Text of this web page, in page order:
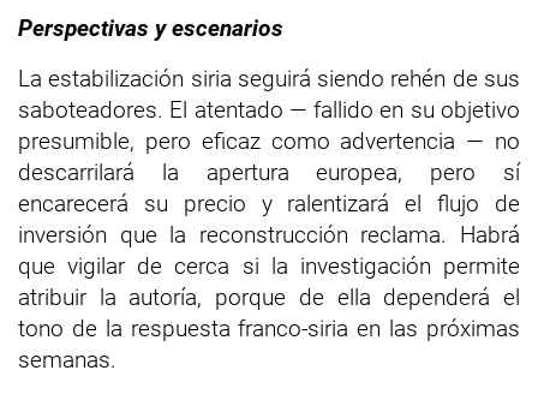
Perspectivas y escenarios
La estabilización siria seguirá siendo rehén de sus
saboteadores. El atentado — fallido en su objetivo
presumible, pero eficaz como advertencia — no
descarrilará la apertura europea, pero sí
encarecerá su precio y ralentizará el flujo de
inversión que la reconstrucción reclama. Habrá
que vigilar de cerca si la investigación permite
atribuir la autoría, porque de ella dependerá el
tono de la respuesta franco-siria en las próximas
semanas.